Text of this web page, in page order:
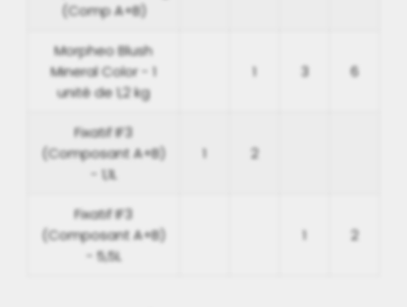
(Comp A+B)
Morpheo Blush
Mineral Color - 1
unité de 1,2 kg
1 3 6
Fixatif IF3
(Composant A+B)
- 1,1L
1 2
Fixatif IF3
(Composant A+B)
- 5,5L
1 2